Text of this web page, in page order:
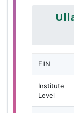
EIIN
Institute
Level